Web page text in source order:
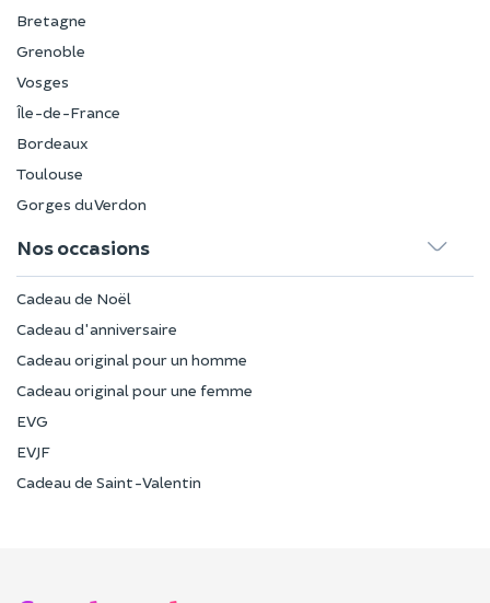
Bretagne
Grenoble
Vosges
Île-de-France
Bordeaux
Toulouse
Gorges du Verdon
Nos occasions
Cadeau de Noël
Cadeau d'anniversaire
Cadeau original pour un homme
Cadeau original pour une femme
EVG
EVJF
Cadeau de Saint-Valentin